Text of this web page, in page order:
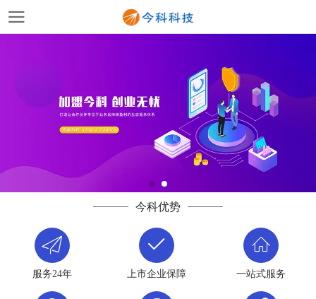
今科优势
服务24年 上市企业保障 一站式服务